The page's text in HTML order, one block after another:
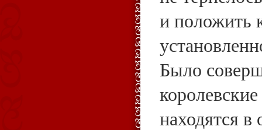
и положить
Было
находятся в